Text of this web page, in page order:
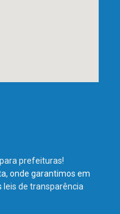
prefeituras!
onde garantimos em
leis de transparência